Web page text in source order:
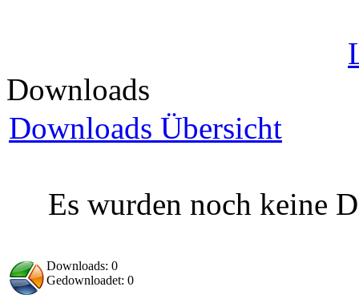
Downloads
Downloads Übersicht
Es wurden noch keine
Downloads: 0
Gedownloadet: 0